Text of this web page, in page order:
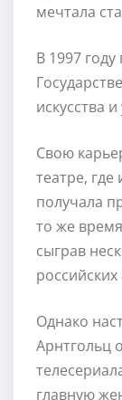
мечтала
В 1997
искусства
Свою
театре,
получала
то же
сыграв
Однако
Арнтгольц
главную